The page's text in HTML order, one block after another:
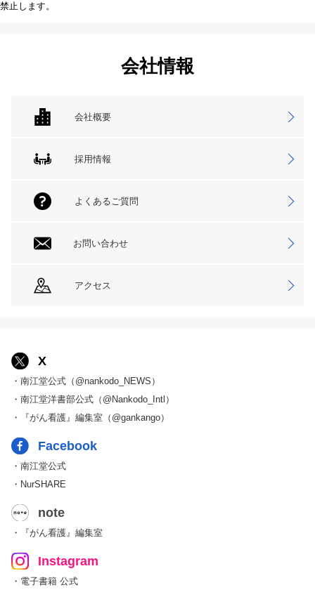
禁止します。
会社情報
会社概要
採用情報
よくあるご質問
お問い合わせ
アクセス
X
・南江堂公式（@nankodo_NEWS）
・南江堂洋書部公式（@Nankodo_Intl）
・『がん看護』編集室（@gankango）
Facebook
・南江堂公式
・NurSHARE
note
・『がん看護』編集室
Instagram
・電子書籍 公式